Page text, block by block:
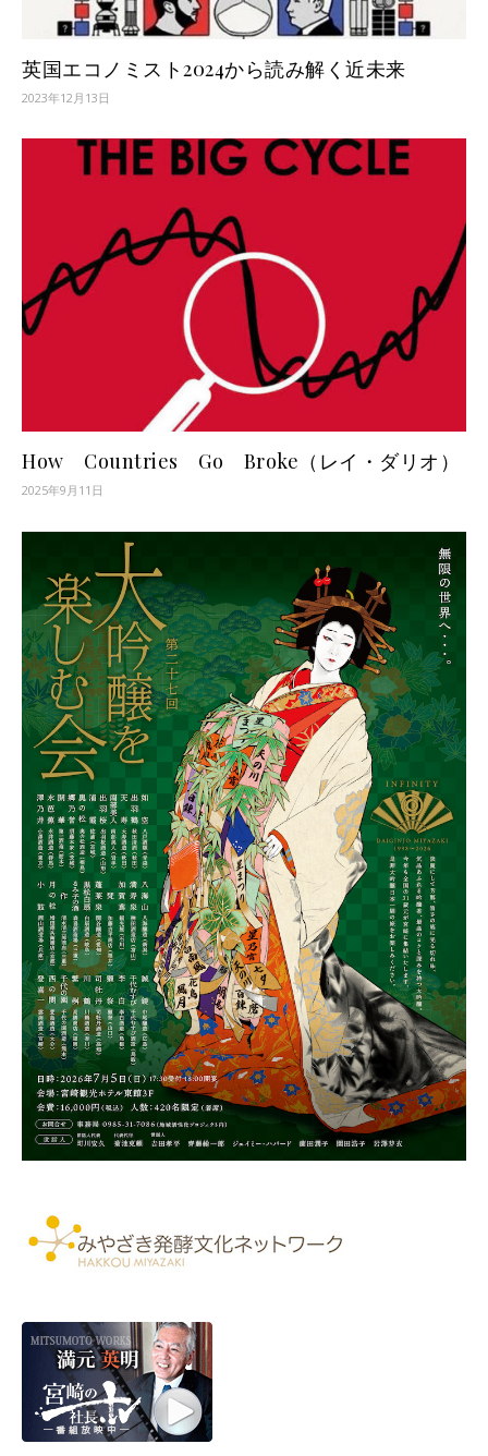
英国エコノミスト2024から読み解く近未来
2023年12月13日
How Countries Go Broke（レイ・ダリオ）
2025年9月11日